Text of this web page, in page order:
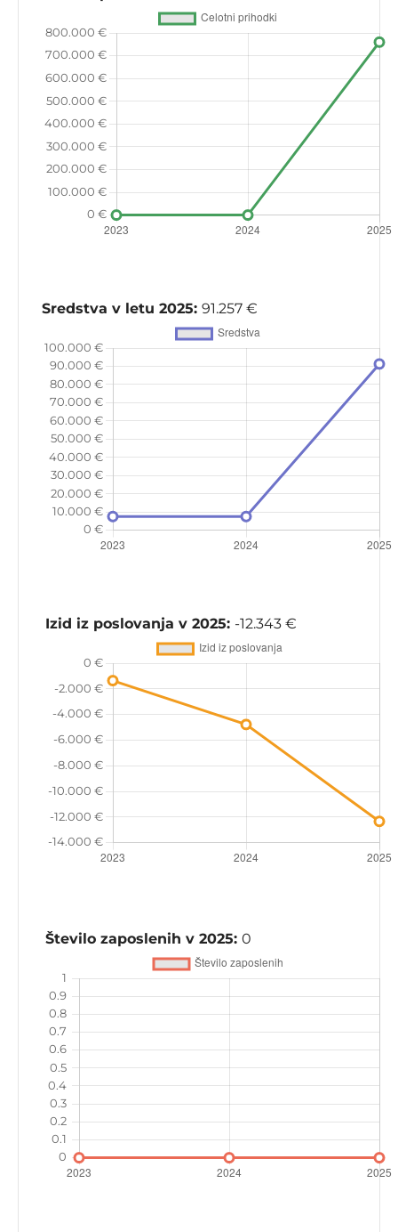
Sredstva v letu 2025: 91.257 €
Izid iz poslovanja v 2025: -12.343 €
Število zaposlenih v 2025: 0